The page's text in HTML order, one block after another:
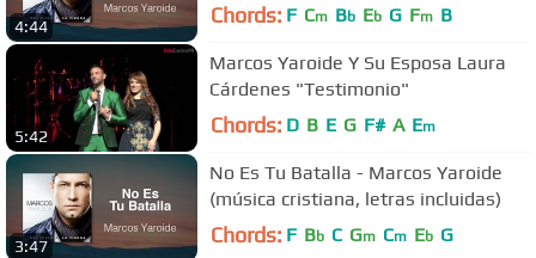
4:44 Chords: F Cm Bb Eb G Fm B
5:42
Marcos Yaroide Y Su Esposa Laura
Cárdenes "Testimonio"
Chords: D B E G F# A Em
3:47
No Es Tu Batalla - Marcos Yaroide
(música cristiana, letras incluidas)
Chords: F Bb C Gm Cm Eb G